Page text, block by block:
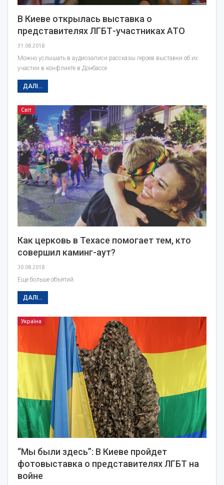
В Киеве открылась выставка о
представителях ЛГБТ-участниках АТО
31.08.2018
Можно услышать в аудиозаписи рассказы героев выставки об их
участии в конфликте в Донбассе
ДАЛІ...
Світ
Как церковь в Техасе помогает тем, кто
совершил каминг-аут?
30.08.2018
Еще больше объятий.
ДАЛІ...
Україна
“Мы были здесь”: В Киеве пройдет
фотовыставка о представителях ЛГБТ на
войне